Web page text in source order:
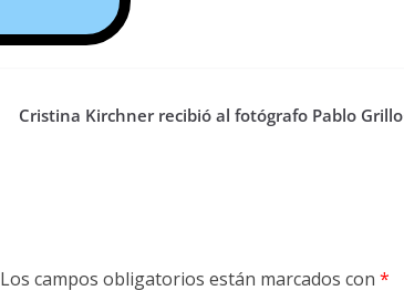
Cristina Kirchner recibió al fotógrafo Pablo Grillo
Los campos obligatorios están marcados con *